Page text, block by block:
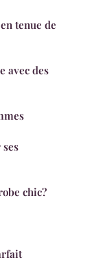
tenue de
avec des
chic?